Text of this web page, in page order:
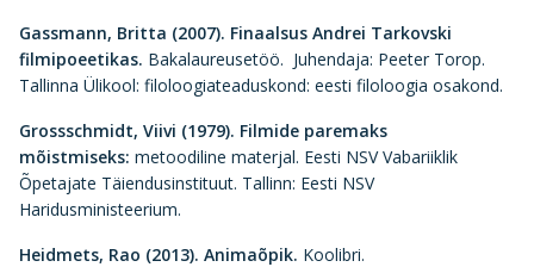
Gassmann, Britta (2007). Finaalsus Andrei Tarkovski
filmipoeetikas. Bakalaureusetöö. Juhendaja: Peeter Torop.
Tallinna Ülikool: filoloogiateaduskond: eesti filoloogia osakond.
Grossschmidt, Viivi (1979). Filmide paremaks
mõistmiseks: metoodiline materjal. Eesti NSV Vabariiklik
Õpetajate Täiendusinstituut. Tallinn: Eesti NSV
Haridusministeerium.
Heidmets, Rao (2013). Animaõpik. Koolibri.